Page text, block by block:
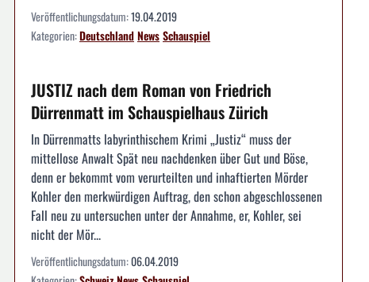
Veröffentlichungsdatum:19.04.2019
Kategorien:DeutschlandNewsSchauspiel
JUSTIZ nach dem Roman von Friedrich
Dürrenmatt im Schauspielhaus Zürich
In Dürrenmatts labyrinthischem Krimi „Justiz“ muss der
mittellose Anwalt Spät neu nachdenken über Gut und Böse,
denn er bekommt vom verurteilten und inhaftierten Mörder
Kohler den merkwürdigen Auftrag, den schon abgeschlossenen
Fall neu zu untersuchen unter der Annahme, er, Kohler, sei
nicht der Mör...
Veröffentlichungsdatum:06.04.2019